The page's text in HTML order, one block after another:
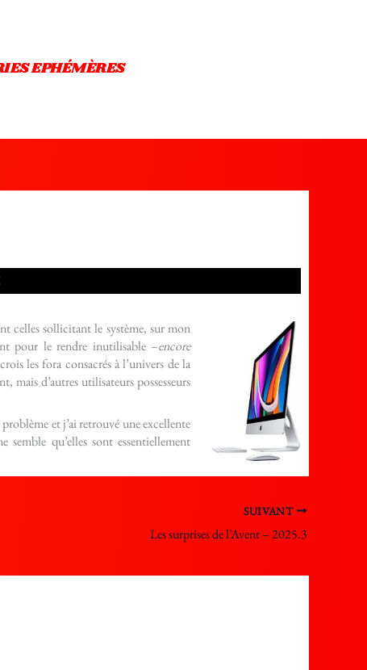
EPHÉMÈRES
celles sollicitant le système, sur mon
pour le rendre inutilisable –encore
les fora consacrés à l’univers de la
d’autres utilisateurs possesseurs
et j’ai retrouvé une excellente
qu’elles sont essentiellement
SUIVANT
Les surprises de l’Avent – 2025.3